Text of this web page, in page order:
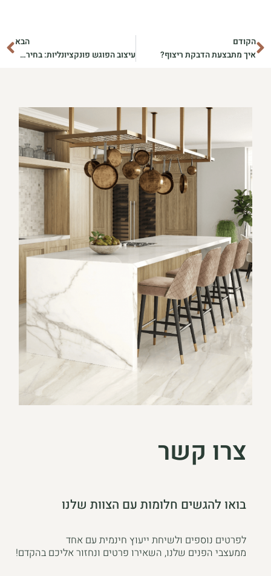
קודם
הקודם
איך מתבצעת הדבקת ריצוף?
הבא
עיצוב הפוגש פונקציונליות: בחירת אריחים למטבח
צרו קשר
בואו להגשים חלומות עם הצוות שלנו
לפרטים נוספים ולשיחת ייעוץ חינמית עם אחד
ממעצבי הפנים שלנו, השאירו פרטים ונחזור אליכם בהקדם!